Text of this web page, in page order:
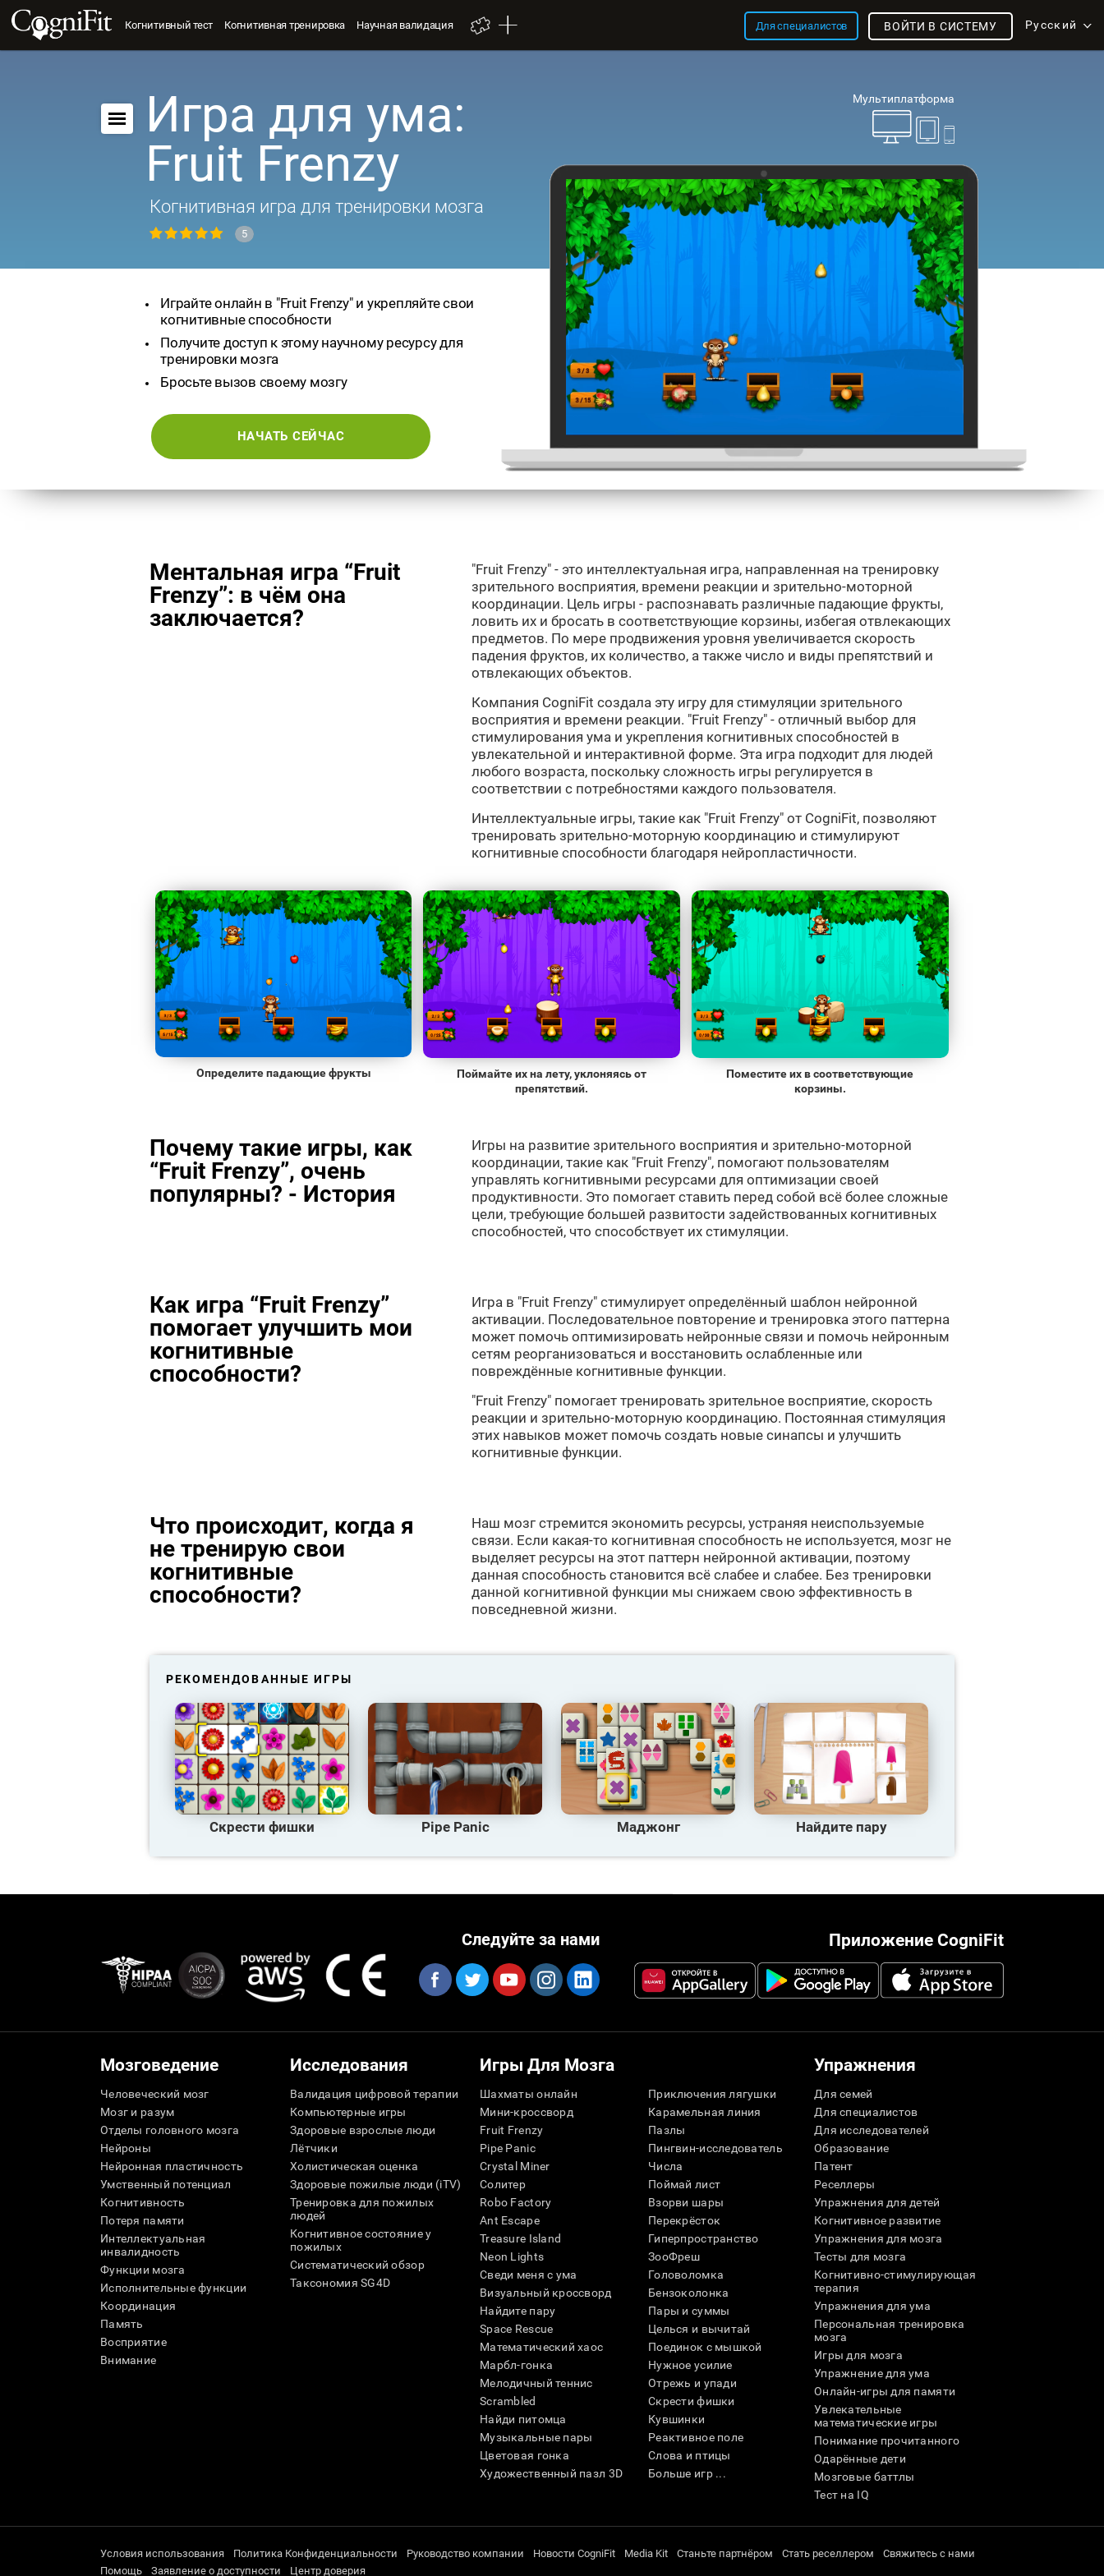
Когнитивный тест Когнитивная тренировка Научная валидация Для специалистов Русский
ВОЙТИ В СИСТЕМУ
Мультиплатформа
Игра для ума:
Fruit Frenzy
Когнитивная игра для тренировки мозга
5
Играйте онлайн в "Fruit Frenzy" и укрепляйте свои
когнитивные способности
Получите доступ к этому научному ресурсу для
тренировки мозга
Бросьте вызов своему мозгу
НАЧАТЬ СЕЙЧАС
Ментальная игра “Fruit
Frenzy”: в чём она
заключается?
"Fruit Frenzy" - это интеллектуальная игра, направленная на тренировку
зрительного восприятия, времени реакции и зрительно-моторной
координации. Цель игры - распознавать различные падающие фрукты,
ловить их и бросать в соответствующие корзины, избегая отвлекающих
предметов. По мере продвижения уровня увеличивается скорость
падения фруктов, их количество, а также число и виды препятствий и
отвлекающих объектов.
Компания CogniFit создала эту игру для стимуляции зрительного
восприятия и времени реакции. "Fruit Frenzy" - отличный выбор для
стимулирования ума и укрепления когнитивных способностей в
увлекательной и интерактивной форме. Эта игра подходит для людей
любого возраста, поскольку сложность игры регулируется в
соответствии с потребностями каждого пользователя.
Интеллектуальные игры, такие как "Fruit Frenzy" от CogniFit, позволяют
тренировать зрительно-моторную координацию и стимулируют
когнитивные способности благодаря нейропластичности.
Определите падающие фрукты
Поймайте их на лету, уклоняясь от
препятствий.
Поместите их в соответствующие
корзины.
Почему такие игры, как
“Fruit Frenzy”, очень
популярны? - История
Игры на развитие зрительного восприятия и зрительно-моторной
координации, такие как "Fruit Frenzy", помогают пользователям
управлять когнитивными ресурсами для оптимизации своей
продуктивности. Это помогает ставить перед собой всё более сложные
цели, требующие большей развитости задействованных когнитивных
способностей, что способствует их стимуляции.
Как игра “Fruit Frenzy”
помогает улучшить мои
когнитивные
способности?
Игра в "Fruit Frenzy" стимулирует определённый шаблон нейронной
активации. Последовательное повторение и тренировка этого паттерна
может помочь оптимизировать нейронные связи и помочь нейронным
сетям реорганизоваться и восстановить ослабленные или
повреждённые когнитивные функции.
"Fruit Frenzy" помогает тренировать зрительное восприятие, скорость
реакции и зрительно-моторную координацию. Постоянная стимуляция
этих навыков может помочь создать новые синапсы и улучшить
когнитивные функции.
Что происходит, когда я
не тренирую свои
когнитивные
способности?
Наш мозг стремится экономить ресурсы, устраняя неиспользуемые
связи. Если какая-то когнитивная способность не используется, мозг не
выделяет ресурсы на этот паттерн нейронной активации, поэтому
данная способность становится всё слабее и слабее. Без тренировки
данной когнитивной функции мы снижаем свою эффективность в
повседневной жизни.
РЕКОМЕНДОВАННЫЕ ИГРЫ
Скрести фишки Pipe Panic Маджонг Найдите пару
Приложение CogniFit
Следуйте за нами
Мозговедение
Человеческий мозг
Мозг и разум
Отделы головного мозга
Нейроны
Нейронная пластичность
Умственный потенциал
Когнитивность
Потеря памяти
Интеллектуальная
инвалидность
Функции мозга
Исполнительные функции
Координация
Память
Восприятие
Внимание
Исследования
Валидация цифровой терапии
Компьютерные игры
Здоровые взрослые люди
Лётчики
Холистическая оценка
Здоровые пожилые люди (iTV)
Тренировка для пожилых
людей
Когнитивное состояние у
пожилых
Систематический обзор
Таксономия SG4D
Игры Для Мозга
Шахматы онлайн
Мини-кроссворд
Fruit Frenzy
Pipe Panic
Crystal Miner
Солитер
Robo Factory
Ant Escape
Treasure Island
Neon Lights
Сведи меня с ума
Визуальный кроссворд
Найдите пару
Space Rescue
Математический хаос
Марбл-гонка
Мелодичный теннис
Scrambled
Найди питомца
Музыкальные пары
Цветовая гонка
Художественный пазл 3D
Приключения лягушки
Карамельная линия
Пазлы
Пингвин-исследователь
Числа
Поймай лист
Взорви шары
Перекрёсток
Гиперпространство
ЗооФреш
Головоломка
Бензоколонка
Пары и суммы
Целься и вычитай
Поединок с мышкой
Нужное усилие
Отрежь и упади
Скрести фишки
Кувшинки
Реактивное поле
Слова и птицы
Больше игр ...
Упражнения
Для семей
Для специалистов
Для исследователей
Образование
Патент
Реселлеры
Упражнения для детей
Когнитивное развитие
Упражнения для мозга
Тесты для мозга
Когнитивно-стимулирующая
терапия
Упражнения для ума
Персональная тренировка
мозга
Игры для мозга
Упражнение для ума
Онлайн-игры для памяти
Увлекательные
математические игры
Понимание прочитанного
Одарённые дети
Мозговые баттлы
Тест на IQ
Условия использования Политика Конфиденциальности Руководство компании Новости CogniFit Media Kit Станьте партнёром Стать реселлером
Свяжитесь с нами
Помощь
Заявление о доступности Центр доверия